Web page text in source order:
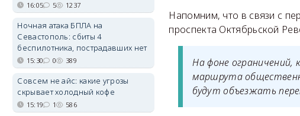
Напомним, что в связи с
проспекта Октябрьской
На фоне ограничений,
маршрута
будут объезжать
16:05 5 1237
Ночная атака БПЛА на
Севастополь: сбиты 4
беспилотника, пострадавших нет
15:30 0 389
Совсем не айс: какие угрозы
скрывает холодный кофе
15:19 1 586